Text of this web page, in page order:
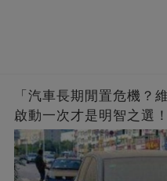
「汽車長期閒置危機？
啟動一次才是明智之選！